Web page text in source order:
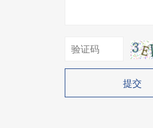
提交